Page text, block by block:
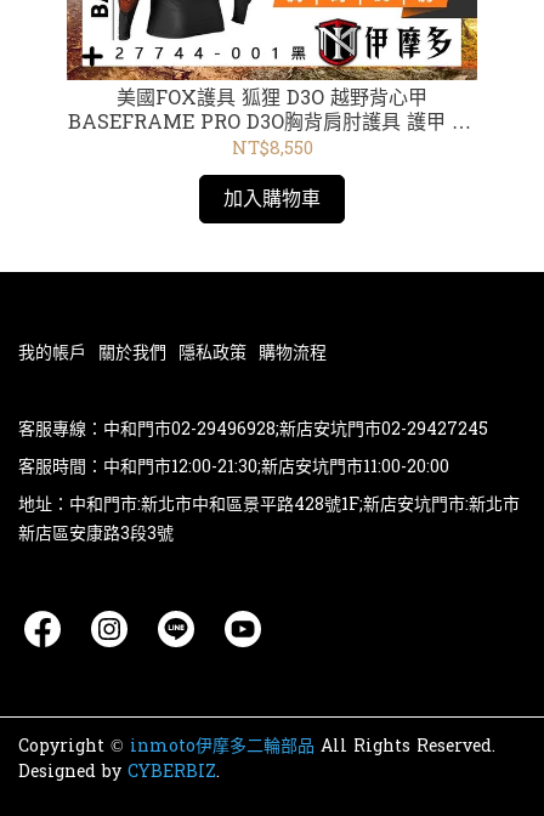
美國FOX護具 狐狸 D3O 越野背心甲
BASEFRAME PRO D3O胸背肩肘護具 護甲 CE
認證 27744-001黑
NT$8,550
加入購物車
我的帳戶 關於我們 隱私政策 購物流程
客服專線：中和門市02-29496928;新店安坑門市02-29427245
客服時間：中和門市12:00-21:30;新店安坑門市11:00-20:00
地址：中和門市:新北市中和區景平路428號1F;新店安坑門市:新北市
新店區安康路3段3號
Copyright © inmoto伊摩多二輪部品 All Rights Reserved.
Designed by CYBERBIZ.